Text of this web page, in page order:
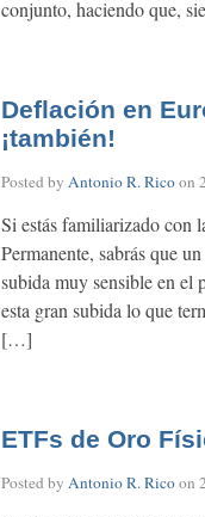
conjunto, haciendo que,
Deflación en
¡también!
Posted by Antonio R. Ricoon
Si estás familiarizado con
Permanente, sabrás que
subida muy sensible en el
esta gran subida lo que
[…]
ETFs de Oro
Posted by Antonio R. Ricoon